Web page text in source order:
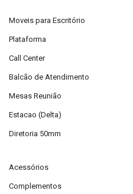
Moveis para Escritório
Plataforma
Call Center
Balcão de Atendimento
Mesas Reunião
Estacao (Delta)
Diretoria 50mm
Acessórios
Complementos